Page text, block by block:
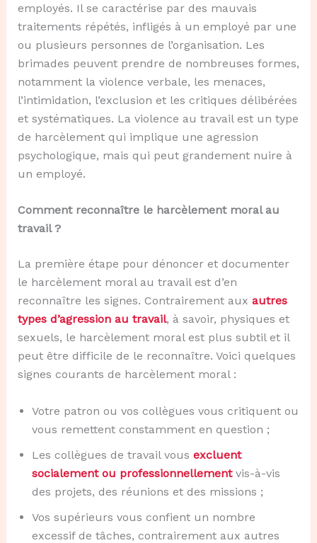
employés. Il se caractérise par des mauvais
traitements répétés, infligés à un employé par une
ou plusieurs personnes de l’organisation. Les
brimades peuvent prendre de nombreuses formes,
notamment la violence verbale, les menaces,
l’intimidation, l’exclusion et les critiques délibérées
et systématiques. La violence au travail est un type
de harcèlement qui implique une agression
psychologique, mais qui peut grandement nuire à
un employé.
Comment reconnaître le harcèlement moral au
travail ?
La première étape pour dénoncer et documenter
le harcèlement moral au travail est d’en
reconnaître les signes. Contrairement aux autres
types d’agression au travail, à savoir, physiques et
sexuels, le harcèlement moral est plus subtil et il
peut être difficile de le reconnaître. Voici quelques
signes courants de harcèlement moral :
Votre patron ou vos collègues vous critiquent ou
vous remettent constamment en question ;
Les collègues de travail vous excluent
socialement ou professionnellementvis-à-vis
des projets, des réunions et des missions ;
Vos supérieurs vous confient un nombre
excessif de tâches, contrairement aux autres